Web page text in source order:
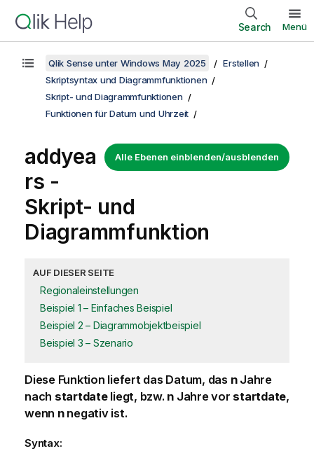
Search Menü
Qlik Sense unter Windows May 2025
Erstellen
Skriptsyntax und Diagrammfunktionen
Skript- und Diagrammfunktionen
Funktionen für Datum und Uhrzeit
Alle Ebenen einblenden/ausblenden
addyea
rs -
Skript- und
Diagrammfunktion
AUF DIESER SEITE
Regionaleinstellungen
Beispiel 1 – Einfaches Beispiel
Beispiel 2 – Diagrammobjektbeispiel
Beispiel 3 – Szenario
Diese Funktion liefert das Datum, das nJahre
nach startdateliegt, bzw. n Jahre vor startdate,
wenn nnegativ ist.
Syntax: